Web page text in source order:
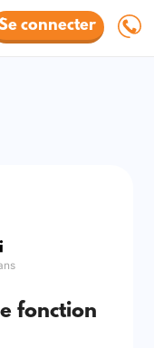
connecter
fonction